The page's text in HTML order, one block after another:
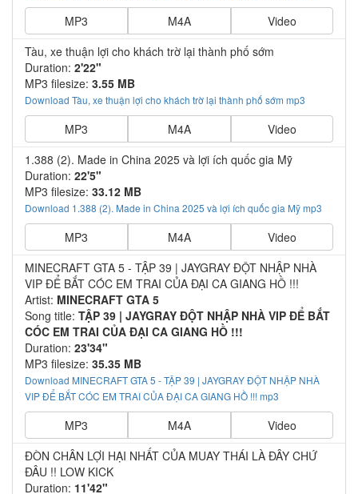
MP3 M4A
Video
Tàu, xe thuận lợi cho khách trờ lại thành phố sớm
Duration: 2'22"
MP3 filesize: 3.55 MB
Download Tàu, xe thuận lợi cho khách trờ lại thành phố sớm mp3
MP3 M4A
Video
1.388 (2). Made in China 2025 và lợi ích quốc gia Mỹ
Duration: 22'5"
MP3 filesize: 33.12 MB
Download 1.388 (2). Made in China 2025 và lợi ích quốc gia Mỹ mp3
MP3 M4A
Video
MINECRAFT GTA 5 - TẬP 39 | JAYGRAY ĐỘT NHẬP NHÀ
VIP ĐỂ BẮT CÓC EM TRAI CỦA ĐẠI CA GIANG HỒ !!!
Artist: MINECRAFT GTA 5
Song title: TẬP 39 | JAYGRAY ĐỘT NHẬP NHÀ VIP ĐỂ BẮT
CÓC EM TRAI CỦA ĐẠI CA GIANG HỒ !!!
Duration: 23'34"
MP3 filesize: 35.35 MB
Download MINECRAFT GTA 5 - TẬP 39 | JAYGRAY ĐỘT NHẬP NHÀ
VIP ĐỂ BẮT CÓC EM TRAI CỦA ĐẠI CA GIANG HỒ !!! mp3
MP3 M4A
Video
ĐÒN CHÂN LỢI HẠI NHẤT CỦA MUAY THÁI LÀ ĐÂY CHỨ
ĐÂU !! LOW KICK
Duration: 11'42"